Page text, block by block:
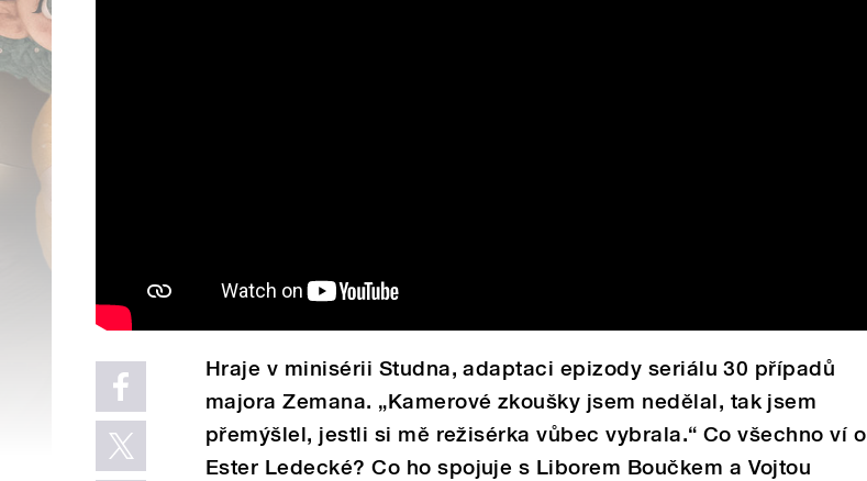
Hraje v minisérii Studna, adaptaci epizody seriálu 30 případů
majora Zemana. „Kamerové zkoušky jsem nedělal, tak jsem
přemýšlel, jestli si mě režisérka vůbec vybrala.“ Co všechno ví o
Ester Ledecké? Co ho spojuje s Liborem Boučkem a Vojtou